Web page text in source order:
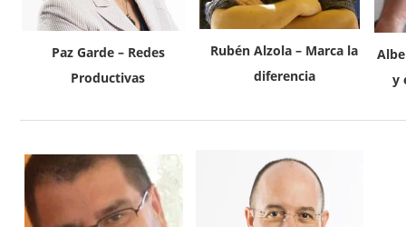
Paz Garde – Redes
Productivas
Rubén Alzola – Marca la
diferencia
y